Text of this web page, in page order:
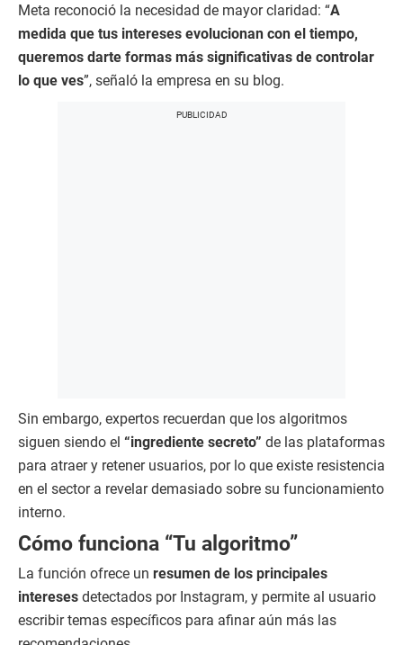
Meta reconoció la necesidad de mayor claridad: “A
medida que tus intereses evolucionan con el tiempo,
queremos darte formas más significativas de controlar
lo que ves”, señaló la empresa en su blog.
Sin embargo, expertos recuerdan que los algoritmos
siguen siendo el “ingrediente secreto” de las plataformas
para atraer y retener usuarios, por lo que existe resistencia
en el sector a revelar demasiado sobre su funcionamiento
interno.
Cómo funciona “Tu algoritmo”
La función ofrece un resumen de los principales
intereses detectados por Instagram, y permite al usuario
escribir temas específicos para afinar aún más las